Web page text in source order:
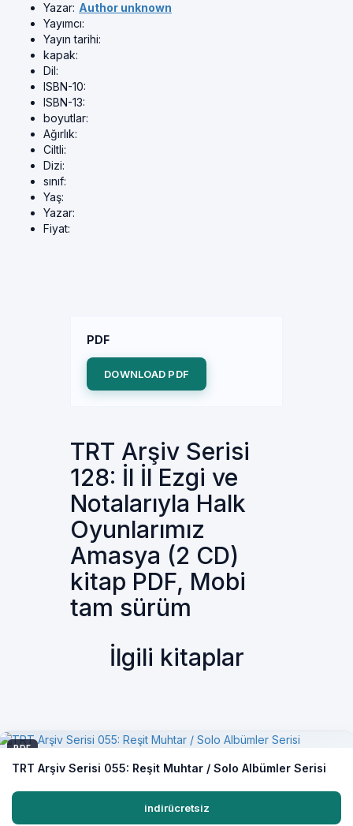
Yazar: Author unknown
Yayımcı:
Yayın tarihi:
kapak:
Dil:
ISBN-10:
ISBN-13:
boyutlar:
Ağırlık:
Ciltli:
Dizi:
sınıf:
Yaş:
Yazar:
Fiyat:
PDF
DOWNLOAD PDF
TRT Arşiv Serisi
128: İl İl Ezgi ve
Notalarıyla Halk
Oyunlarımız
Amasya (2 CD)
kitap PDF, Mobi
tam sürüm
İlgili kitaplar
PDF
TRT Arşiv Serisi 055: Reşit Muhtar / Solo Albümler Serisi
indirücretsiz